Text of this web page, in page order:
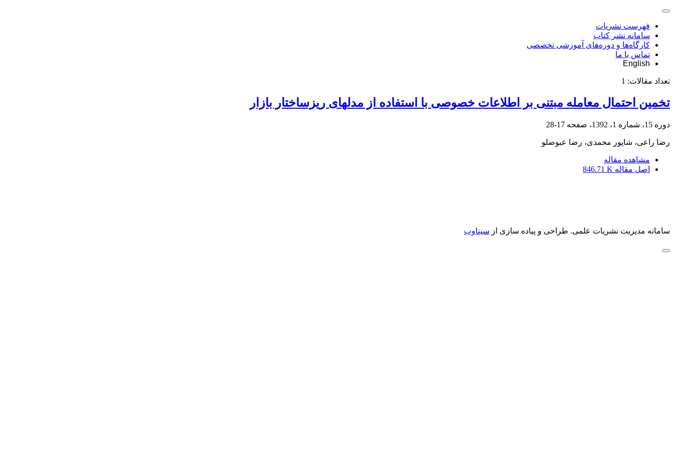
فهرست نشریات
سامانه نشر کتاب
کارگاه‌ها و دوره‌های آموزشی تخصصی
تماس با ما
English
تعداد مقالات: 1
تخمین احتمال معامله مبتنی بر اطلاعات خصوصی با استفاده از مدل‎های ریزساختار بازار
دوره 15، شماره 1، 1392، صفحه 17-28
رضا راعی، شاپور محمدی، رضا عیوض‎لو
مشاهده مقاله
اصل مقاله 846.71 K
سامانه مدیریت نشریات علمی. طراحی و پیاده سازی از سیناوب